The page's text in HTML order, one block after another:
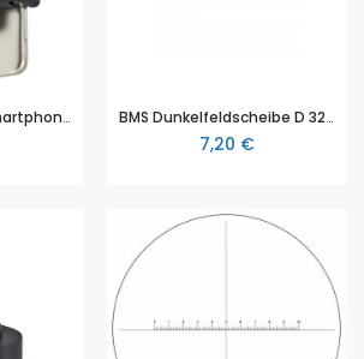
BMS PhoneTube Smartphone Adapter für Schulmikroskope, kompatibel mit allen Smartphone-Modellen BMS Dunkelfeldscheibe D 32mm, für BMS Mikroskope
7,20 €